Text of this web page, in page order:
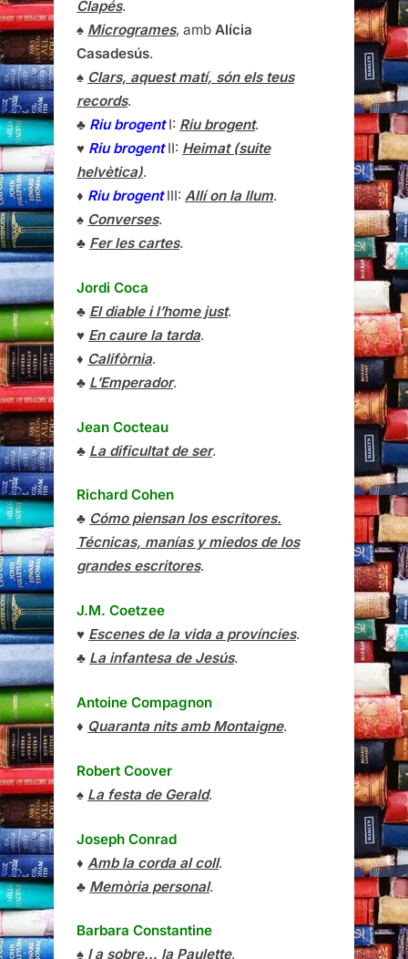
Clapés.
♠ Microgrames, amb Alícia
Casadesús.
♠ Clars, aquest matí, són els teus
records.
♣ Riu brogentI: Riu brogent.
♥ Riu brogentII: Heimat (suite
helvètica).
♦ Riu brogentIII: Allí on la llum.
♠ Converses.
♣ Fer les cartes.
Jordi Coca
♣ El diable i l’home just.
♥ En caure la tarda.
♦ Califòrnia.
♣ L’Emperador.
Jean Cocteau
♣ La dificultat de ser.
Richard Cohen
♣ Cómo piensan los escritores.
Técnicas, manías y miedos de los
grandes escritores.
J.M. Coetzee
♥ Escenes de la vida a províncies.
♣ La infantesa de Jesús.
Antoine Compagnon
♦ Quaranta nits amb Montaigne.
Robert Coover
♠ La festa de Gerald.
Joseph Conrad
♦ Amb la corda al coll.
♣ Memòria personal.
Barbara Constantine
♠ I a sobre… la Paulette.